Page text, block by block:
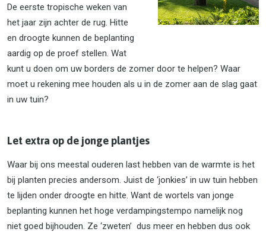
De eerste tropische weken van
het jaar zijn achter de rug. Hitte
en droogte kunnen de beplanting
aardig op de proef stellen. Wat
kunt u doen om uw borders de zomer door te helpen? Waar
moet u rekening mee houden als u in de zomer aan de slag gaat
in uw tuin?
Let extra op de jonge plantjes
Waar bij ons meestal ouderen last hebben van de warmte is het
bij planten precies andersom. Juist de ‘jonkies’ in uw tuin hebben
te lijden onder droogte en hitte. Want de wortels van jonge
beplanting kunnen het hoge verdampingstempo namelijk nog
niet goed bijhouden. Ze ‘zweten’ dus meer en hebben dus ook